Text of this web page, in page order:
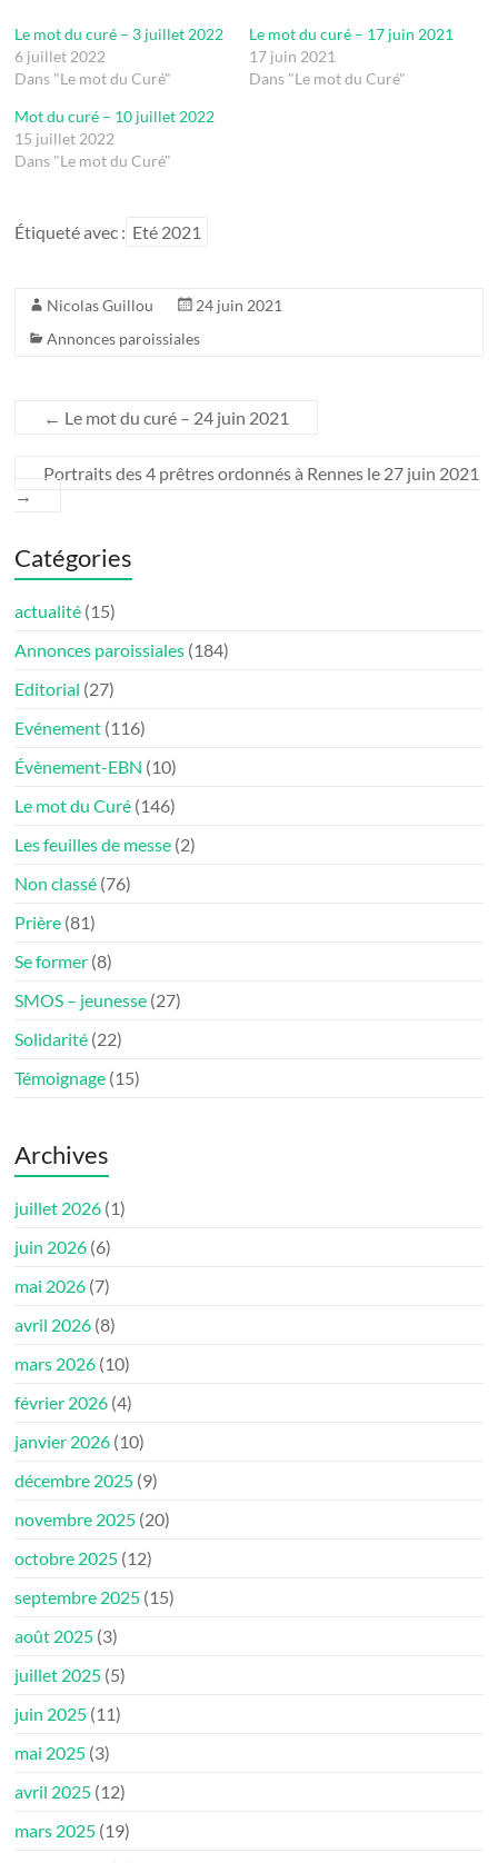
Le mot du curé – 3 juillet 2022
6 juillet 2022
Dans "Le mot du Curé"
Le mot du curé – 17 juin 2021
17 juin 2021
Dans "Le mot du Curé"
Mot du curé – 10 juillet 2022
15 juillet 2022
Dans "Le mot du Curé"
Étiqueté avec : Eté 2021
Nicolas Guillou
24 juin 2021
Annonces paroissiales
← Le mot du curé – 24 juin 2021
Portraits des 4 prêtres ordonnés à Rennes le 27 juin 2021
→
Catégories
actualité (15)
Annonces paroissiales (184)
Editorial (27)
Evénement (116)
Évènement-EBN (10)
Le mot du Curé (146)
Les feuilles de messe (2)
Non classé (76)
Prière (81)
Se former (8)
SMOS – jeunesse (27)
Solidarité (22)
Témoignage (15)
Archives
juillet 2026 (1)
juin 2026 (6)
mai 2026 (7)
avril 2026 (8)
mars 2026 (10)
février 2026 (4)
janvier 2026 (10)
décembre 2025 (9)
novembre 2025 (20)
octobre 2025 (12)
septembre 2025 (15)
août 2025 (3)
juillet 2025 (5)
juin 2025 (11)
mai 2025 (3)
avril 2025 (12)
mars 2025 (19)